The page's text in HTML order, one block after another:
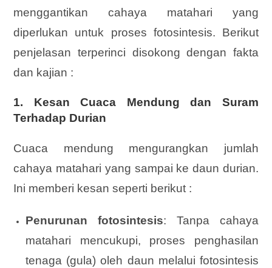
menggantikan cahaya matahari yang
diperlukan untuk proses fotosintesis. Berikut
penjelasan terperinci disokong dengan fakta
dan kajian :
1. Kesan Cuaca Mendung dan Suram
Terhadap Durian
Cuaca mendung mengurangkan jumlah
cahaya matahari yang sampai ke daun durian.
Ini memberi kesan seperti berikut :
Penurunan fotosintesis: Tanpa cahaya
matahari mencukupi, proses penghasilan
tenaga (gula) oleh daun melalui fotosintesis